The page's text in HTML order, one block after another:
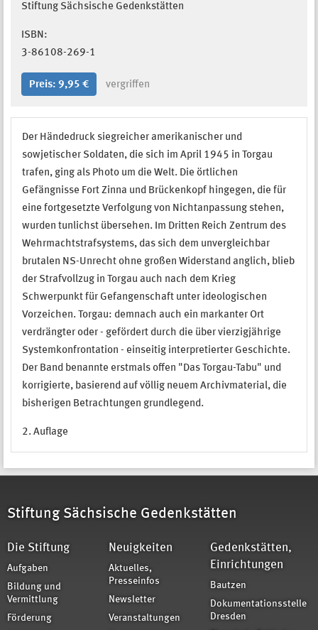
Stiftung Sächsische Gedenkstätten
ISBN:
3-86108-269-1
Preis: 9,95 € vergriffen
Der Händedruck siegreicher amerikanischer und
sowjetischer Soldaten, die sich im April 1945 in Torgau
trafen, ging als Photo um die Welt. Die örtlichen
Gefängnisse Fort Zinna und Brückenkopf hingegen, die für
eine fortgesetzte Verfolgung von Nichtanpassung stehen,
wurden tunlichst übersehen. Im Dritten Reich Zentrum des
Wehrmachtstrafsystems, das sich dem unvergleichbar
brutalen NS-Unrecht ohne großen Widerstand anglich, blieb
der Strafvollzug in Torgau auch nach dem Krieg
Schwerpunkt für Gefangenschaft unter ideologischen
Vorzeichen. Torgau: demnach auch ein markanter Ort
verdrängter oder - gefördert durch die über vierzigjährige
Systemkonfrontation - einseitig interpretierter Geschichte.
Der Band benannte erstmals offen "Das Torgau-Tabu" und
korrigierte, basierend auf völlig neuem Archivmaterial, die
bisherigen Betrachtungen grundlegend.
2. Auflage
Stiftung Sächsische Gedenkstätten
Die Stiftung
Aufgaben
Bildung und
Vermittlung
Förderung
Neuigkeiten
Aktuelles,
Presseinfos
Newsletter
Veranstaltungen
Gedenkstätten,
Einrichtungen
Bautzen
Dokumentationsstelle
Dresden